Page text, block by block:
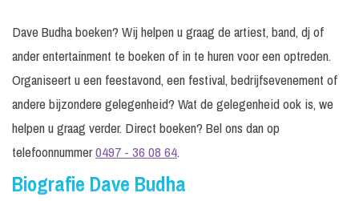
Dave Budha boeken? Wij helpen u graag de artiest, band, dj of
ander entertainment te boeken of in te huren voor een optreden.
Organiseert u een feestavond, een festival, bedrijfsevenement of
andere bijzondere gelegenheid? Wat de gelegenheid ook is, we
helpen u graag verder. Direct boeken? Bel ons dan op
telefoonnummer0497 - 36 08 64.
Biografie Dave Budha